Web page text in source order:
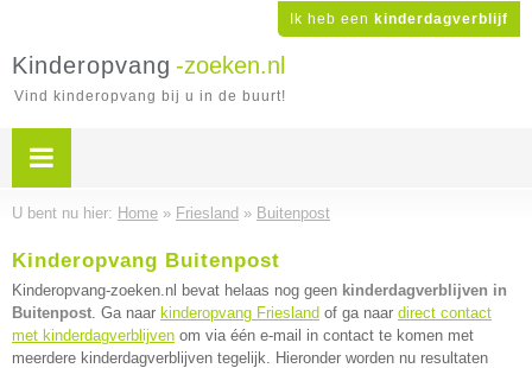
Ik heb een kinderdagverblijf
Kinderopvang -zoeken.nl
Vind kinderopvang bij u in de buurt!
U bent nu hier: Home » Friesland » Buitenpost
Kinderopvang Buitenpost
Kinderopvang-zoeken.nl bevat helaas nog geen kinderdagverblijven in
Buitenpost. Ga naar kinderopvang Friesland of ga naar direct contact
met kinderdagverblijven om via één e-mail in contact te komen met
meerdere kinderdagverblijven tegelijk. Hieronder worden nu resultaten